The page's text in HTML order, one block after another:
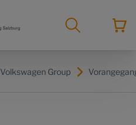
Volkswagen Group